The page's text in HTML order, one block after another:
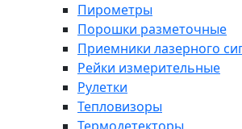
Пирометры
Порошки разметочные
Приемники лазерного
Рейки измерительные
Рулетки
Тепловизоры